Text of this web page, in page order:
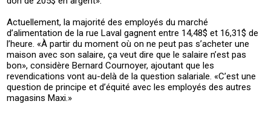
Actuellement, la majorité des employés du marché
d’alimentation de la rue Laval gagnent entre 14,48$ et 16,31$ de
l’heure. «À partir du moment où on ne peut pas s’acheter une
maison avec son salaire, ça veut dire que le salaire n’est pas
bon», considère Bernard Cournoyer, ajoutant que les
revendications vont au-delà de la question salariale. «C’est une
question de principe et d’équité avec les employés des autres
magasins Maxi.»